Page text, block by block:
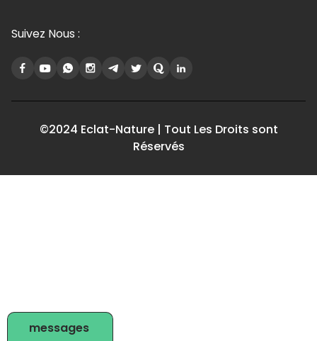
messages
Suivez Nous :
©2024 Eclat-Nature | Tout Les Droits sont
Réservés